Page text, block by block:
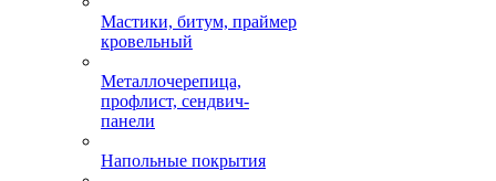
Мастики, битум, праймер
кровельный
Металлочерепица,
профлист, сендвич-
панели
Напольные покрытия